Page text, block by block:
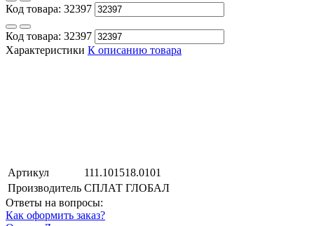
Код товара: 32397
Код товара: 32397
Характеристики К описанию товара
Артикул
111.101518.0101
Производитель СПЛАТ ГЛОБАЛ
Ответы на вопросы:
Как оформить заказ?